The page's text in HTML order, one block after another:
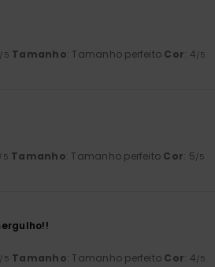
/5 Tamanho: Tamanho perfeito Cor: 4/5
/5 Tamanho: Tamanho perfeito Cor: 5/5
/5 Tamanho: Tamanho perfeito Cor: 4/5